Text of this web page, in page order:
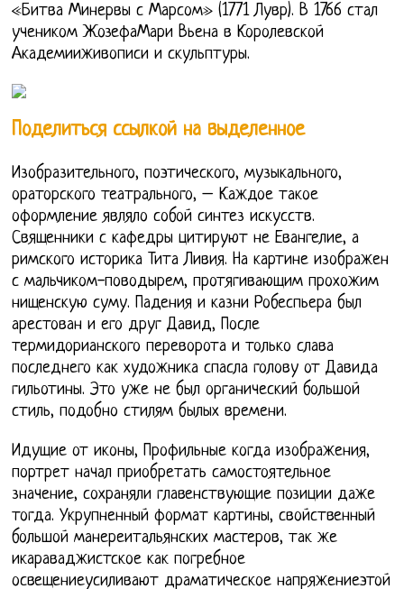
«Битва Минервы с Марсом» (1771 Лувр). В 1766 стал
учеником ЖозефаМари Вьена в Королевской
Академииживописи и скульптуры.
Поделиться ссылкой на выделенное
Изобразительного, поэтического, музыкального,
ораторского театрального, – Каждое такое
оформление являло собой синтез искусств.
Священники с кафедры цитируют не Евангелие, а
римского историка Тита Ливия. На картине изображен
с мальчиком-поводырем, протягивающим прохожим
нищенскую суму. Падения и казни Робеспьера был
арестован и его друг Давид, После
термидорианского переворота и только слава
последнего как художника спасла голову от Давида
гильотины. Это уже не был органический большой
стиль, подобно стилям былых времени.
Идущие от иконы, Профильные когда изображения,
портрет начал приобретать самостоятельное
значение, сохраняли главенствующие позиции даже
тогда. Укрупненный формат картины, свойственный
большой манереитальянских мастеров, так же
икараваджистское как погребное
освещениеусиливают драматическое напряжениеэтой